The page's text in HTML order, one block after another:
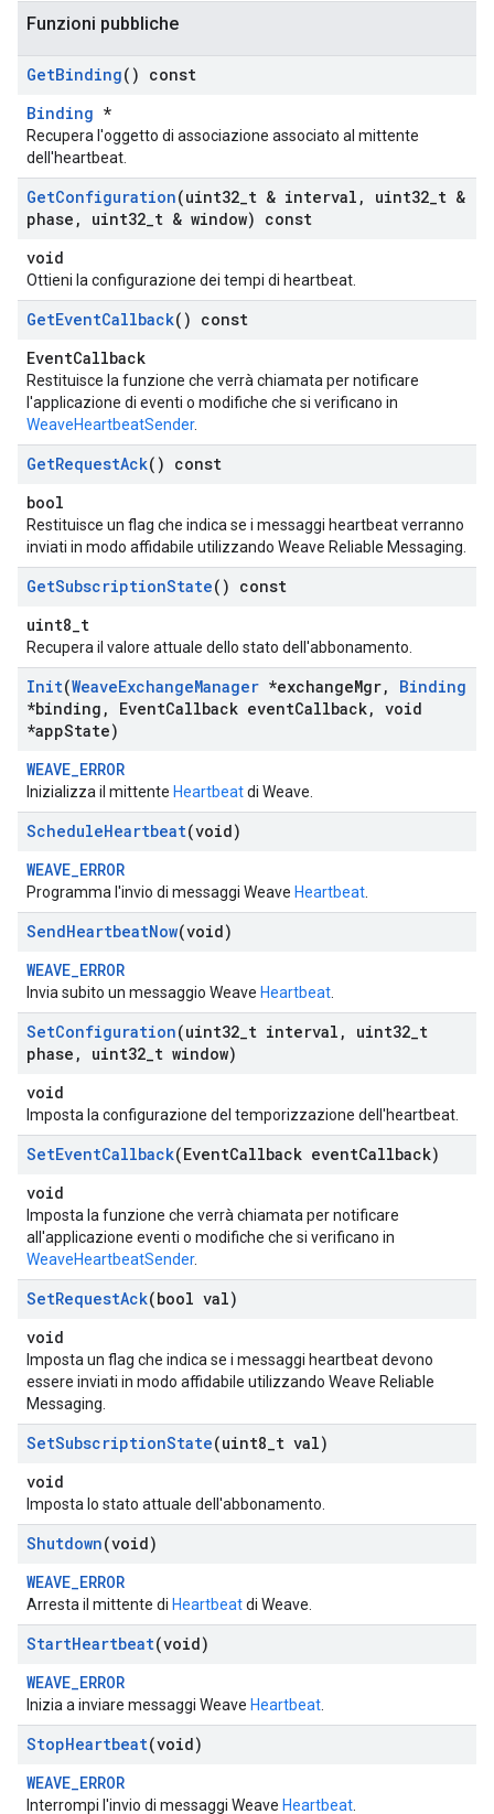
Funzioni pubbliche
GetBinding() const
Binding *
Recupera l'oggetto di associazione associato al mittente
dell'heartbeat.
GetConfiguration(uint32 t & interval , uint32 t &
phase , uint32 t & window) const
void
Ottieni la configurazione dei tempi di heartbeat.
GetEventCallback() const
EventCallback
Restituisce la funzione che verrà chiamata per notificare
l'applicazione di eventi o modifiche che si verificano in
WeaveHeartbeatSender.
GetRequestAck() const
bool
Restituisce un flag che indica se i messaggi heartbeat verranno
inviati in modo affidabile utilizzando Weave Reliable Messaging.
GetSubscriptionState() const
uint8_t
Recupera il valore attuale dello stato dell'abbonamento.
Init(WeaveExchangeManager *exchangeMgr,
Binding
*binding , EventCallback eventCallback, void
*appState)
WEAVE_ERROR
Inizializza il mittente Heartbeatdi Weave.
ScheduleHeartbeat(void)
WEAVE_ERROR
Programma l'invio di messaggi Weave Heartbeat
SendHeartbeatNow(void)
WEAVE_ERROR
Invia subito un messaggio Weave Heartbeat
SetConfiguration(uint32 t interval , uint32 t
phase , uint32 t window)
void
Imposta la configurazione del temporizzazione dell'heartbeat.
SetEventCallback(EventCallback eventCallback)
void
Imposta la funzione che verrà chiamata per notificare
all'applicazione eventi o modifiche che si verificano in
WeaveHeartbeatSender.
SetRequestAck(bool val)
void
Imposta un flag che indica se i messaggi heartbeat devono
essere inviati in modo affidabile utilizzando Weave Reliable
Messaging.
SetSubscriptionState(uint8 t val)
void
Imposta lo stato attuale dell'abbonamento.
Shutdown(void)
WEAVE_ERROR
Arresta il mittente di Heartbeatdi Weave.
StartHeartbeat(void)
WEAVE_ERROR
Inizia a inviare messaggi Weave Heartbeat
StopHeartbeat(void)
WEAVE_ERROR
Interrompi l'invio di messaggi Weave Heartbeat